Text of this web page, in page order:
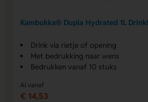
Kambukka® Dupla Hydrated 1L
Drink via rietje of opening
Met bedrukking naar wens
Bedrukken vanaf 10 stuks
Al vanaf
€ 14,53